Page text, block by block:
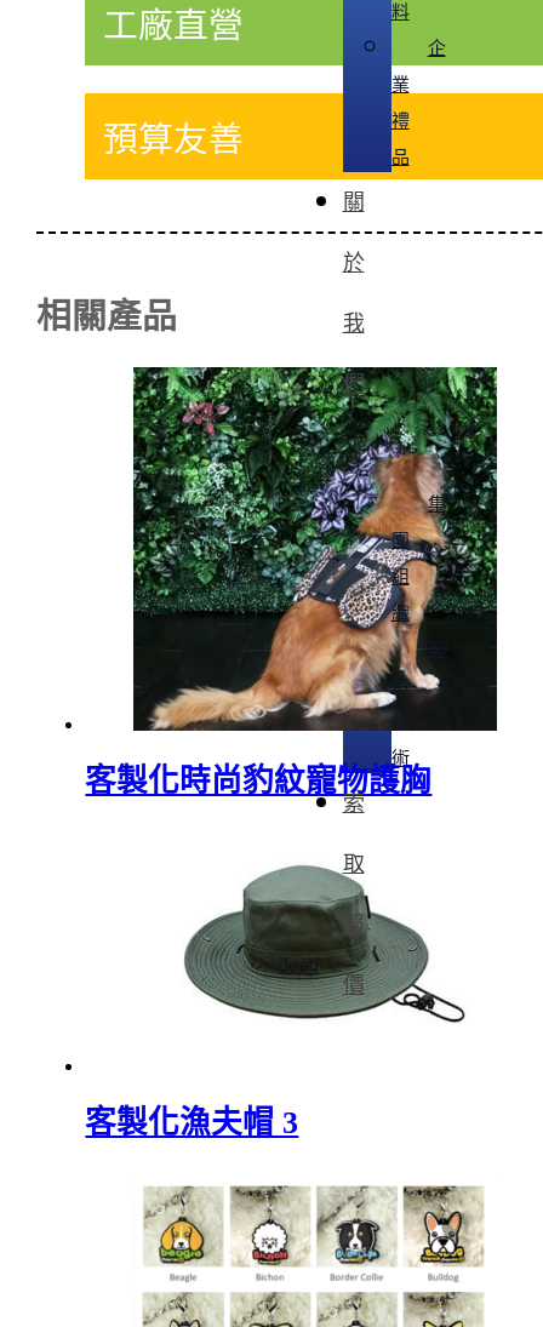
料
企
業
禮
品
關
於
我
們
集
團
組
織
製
造
技
術
索
取
報
價
工廠直營
預算友善
相關產品
客製化時尚豹紋寵物護胸
客製化漁夫帽 3